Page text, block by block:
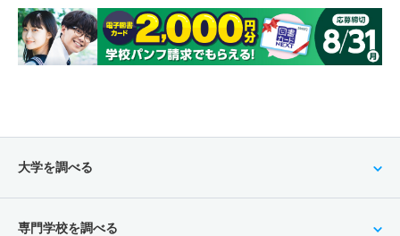
大学を調べる
専門学校を調べる